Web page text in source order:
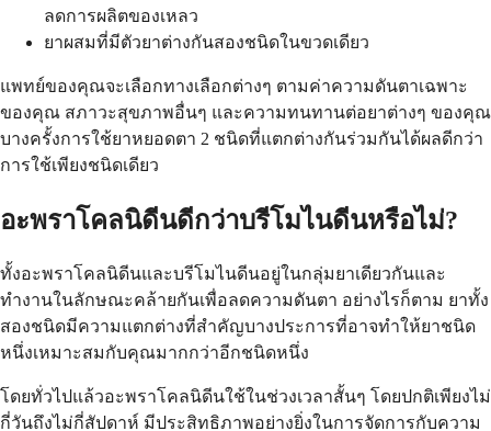
ลดการผลิตของเหลว
ยาผสมที่มีตัวยาต่างกันสองชนิดในขวดเดียว
แพทย์ของคุณจะเลือกทางเลือกต่างๆ ตามค่าความดันตาเฉพาะ
ของคุณ สภาวะสุขภาพอื่นๆ และความทนทานต่อยาต่างๆ ของคุณ
บางครั้งการใช้ยาหยอดตา 2 ชนิดที่แตกต่างกันร่วมกันได้ผลดีกว่า
การใช้เพียงชนิดเดียว
อะพราโคลนิดีนดีกว่าบรีโมไนดีนหรือไม่?
ทั้งอะพราโคลนิดีนและบรีโมไนดีนอยู่ในกลุ่มยาเดียวกันและ
ทำงานในลักษณะคล้ายกันเพื่อลดความดันตา อย่างไรก็ตาม ยาทั้ง
สองชนิดมีความแตกต่างที่สำคัญบางประการที่อาจทำให้ยาชนิด
หนึ่งเหมาะสมกับคุณมากกว่าอีกชนิดหนึ่ง
โดยทั่วไปแล้วอะพราโคลนิดีนใช้ในช่วงเวลาสั้นๆ โดยปกติเพียงไม่
กี่วันถึงไม่กี่สัปดาห์ มีประสิทธิภาพอย่างยิ่งในการจัดการกับความ